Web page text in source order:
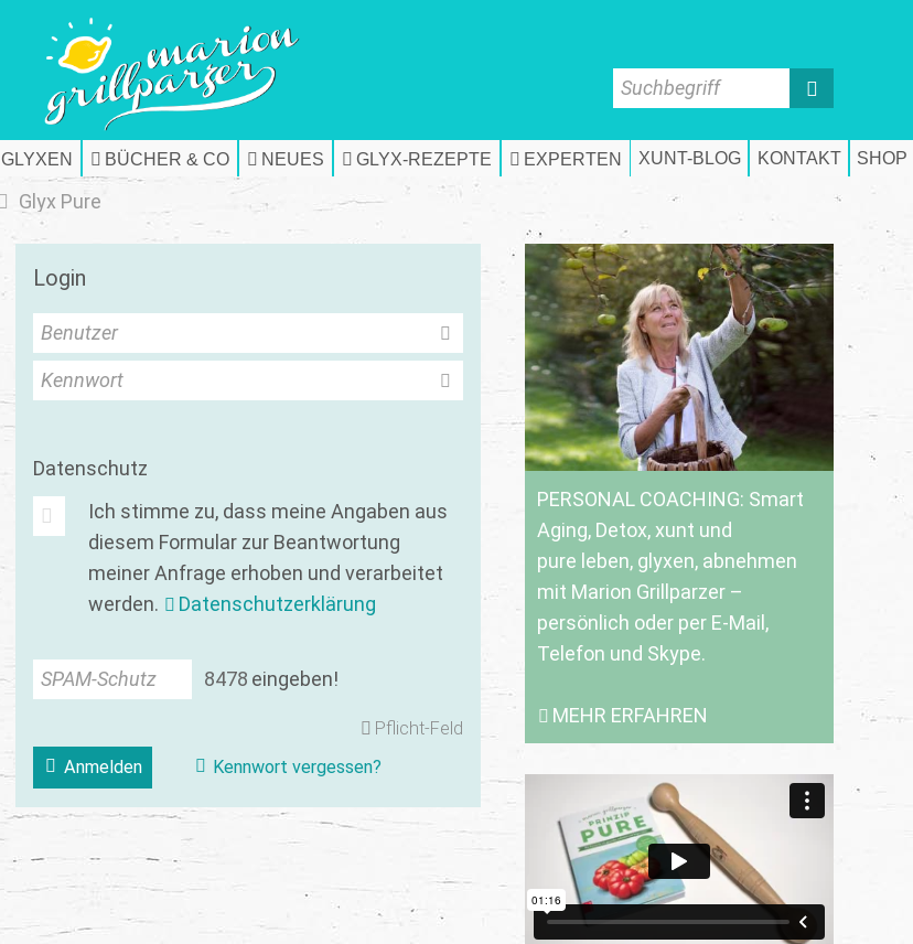
GLYXEN BÜCHER & CO NEUES GLYX-REZEPTE EXPERTEN XUNT-BLOG KONTAKT SHOP
Suchbegriff
Glyx Pure
PERSONAL COACHING: Smart
Aging, Detox, xunt und
pure leben, glyxen, abnehmen
mit Marion Grillparzer –
persönlich oder per E-Mail,
Telefon und Skype.
MEHR ERFAHREN
Login
Benutzer
Kennwort
Datenschutz
Ich stimme zu, dass meine Angaben aus
diesem Formular zur Beantwortung
meiner Anfrage erhoben und verarbeitet
werden.
Datenschutzerklärung
SPAM-Schutz 8478 eingeben!
Anmelden Kennwort vergessen?
Pflicht-Feld